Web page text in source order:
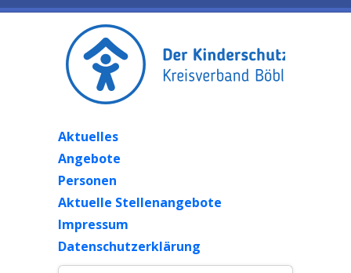
Aktuelles
Angebote
Personen
Aktuelle Stellenangebote
Impressum
Datenschutzerklärung